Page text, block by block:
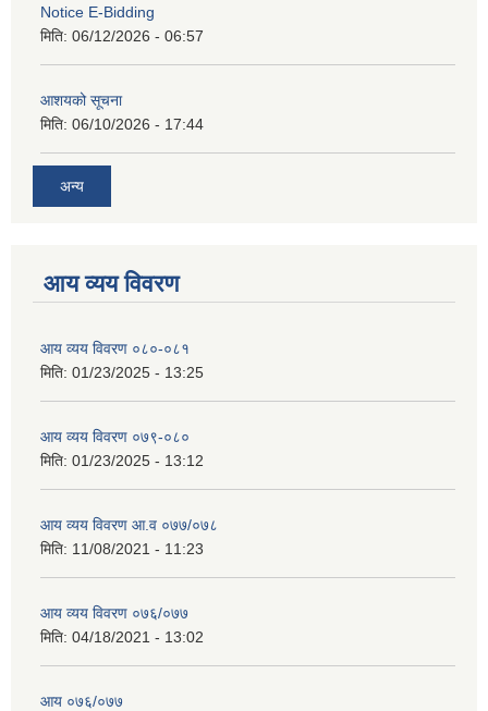
Notice E-Bidding
मिति: 06/12/2026 - 06:57
आशयको सूचना
मिति: 06/10/2026 - 17:44
अन्य
आय व्यय विवरण
आय व्यय विवरण ०८०-०८१
मिति: 01/23/2025 - 13:25
आय व्यय विवरण ०७९-०८०
मिति: 01/23/2025 - 13:12
आय व्यय विवरण आ.व ०७७/०७८
मिति: 11/08/2021 - 11:23
आय व्यय विवरण ०७६/०७७
मिति: 04/18/2021 - 13:02
आय ०७६/०७७